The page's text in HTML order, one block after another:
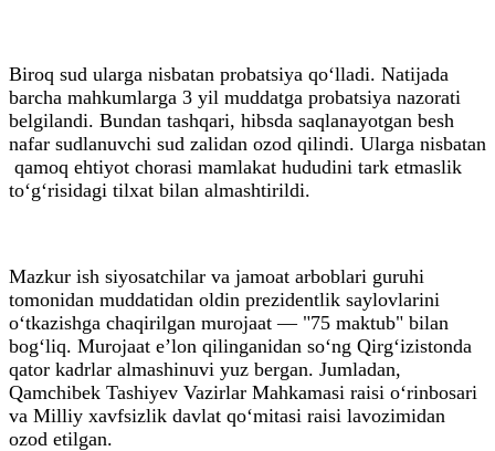
Biroq sud ularga nisbatan probatsiya qo‘lladi. Natijada
barcha mahkumlarga 3 yil muddatga probatsiya nazorati
belgilandi. Bundan tashqari, hibsda saqlanayotgan besh
nafar sudlanuvchi sud zalidan ozod qilindi. Ularga nisbatan
qamoq ehtiyot chorasi mamlakat hududini tark etmaslik
to‘g‘risidagi tilxat bilan almashtirildi.
Mazkur ish siyosatchilar va jamoat arboblari guruhi
tomonidan muddatidan oldin prezidentlik saylovlarini
o‘tkazishga chaqirilgan murojaat — "75 maktub" bilan
bog‘liq. Murojaat e’lon qilinganidan so‘ng Qirg‘izistonda
qator kadrlar almashinuvi yuz bergan. Jumladan,
Qamchibek Tashiyev Vazirlar Mahkamasi raisi o‘rinbosari
va Milliy xavfsizlik davlat qo‘mitasi raisi lavozimidan
ozod etilgan.